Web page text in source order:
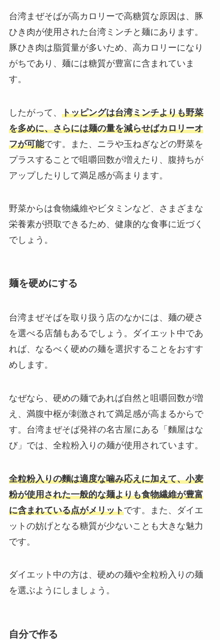
台湾まぜそばが高カロリーで高糖質な原因は、豚
ひき肉が使用された台湾ミンチと麺にあります。
豚ひき肉は脂質量が多いため、高カロリーになり
がちであり、麺には糖質が豊富に含まれていま
す。
したがって、 トッピングは台湾ミンチよりも野菜
を多めに、さらには麺の量を減らせばカロリーオ
フが可能です。また、ニラや玉ねぎなどの野菜を
プラスすることで咀嚼回数が増えたり、腹持ちが
アップしたりして満足感が高まります。
野菜からは食物繊維やビタミンなど、さまざまな
栄養素が摂取できるため、健康的な食事に近づく
でしょう。
麺を硬めにする
台湾まぜそばを取り扱う店のなかには、麺の硬さ
を選べる店舗もあるでしょう。ダイエット中であ
れば、なるべく硬めの麺を選択することをおすす
めします。
なぜなら、硬めの麺であれば自然と咀嚼回数が増
え、満腹中枢が刺激されて満足感が高まるからで
す。台湾まぜそば発祥の名古屋にある「麵屋はな
び」では、全粒粉入りの麺が使用されています。
全粒粉入りの麵は適度な噛み応えに加えて、小麦
粉が使用された一般的な麺よりも食物繊維が豊富
に含まれている点がメリットです。また、ダイエ
ットの妨げとなる糖質が少ないことも大きな魅力
です。
ダイエット中の方は、硬めの麺や全粒粉入りの麺
を選ぶようにしましょう。
自分で作る